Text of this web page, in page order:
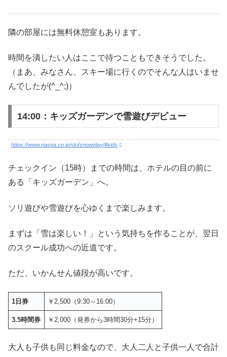
隣の部屋には無料休憩室もあります。
時間を潰したい人はここで待つこともできそうでした。
（まあ、みなさん、スキー場に行くのでそんな人はいませ
んでしたが(^_^;)）
14:00：キッズガーデンで雪遊びデビュー
https://www.naspa.co.jp/ski/snowplay/#kids
チェックイン（15時）までの時間は、ホテルの目の前に
ある「キッズガーデン」へ。
ソリ遊びや雪遊びを心ゆくまで楽しみます。
まずは「雪は楽しい！」という気持ちを作ることが、翌日
のスクール成功への近道です。
ただ、いかんせん値段が高いです。
1日券 ￥2,500（9:30～16:00）
3.5時間券 ￥2,000（発券から3時間30分+15分）
大人も子供も同じ料金なので、大人二人と子供一人で合計